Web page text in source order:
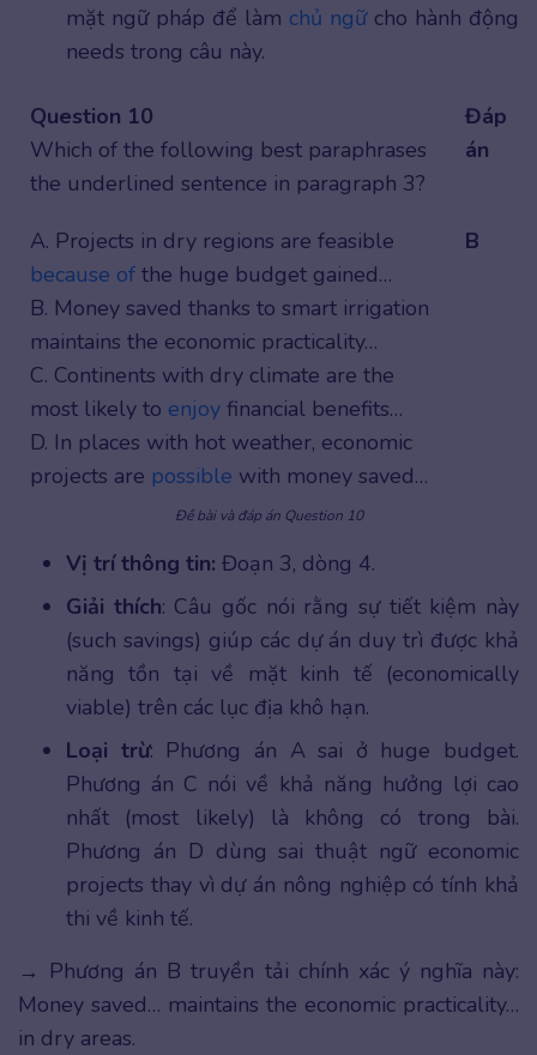
mặt ngữ pháp để làm chủ ngữcho hành động
needs trong câu này.
Question 10
Which of the following best paraphrases
the underlined sentence in paragraph 3?
Đáp
án
A. Projects in dry regions are feasible
because of the huge budget gained…
B. Money saved thanks to smart irrigation
maintains the economic practicality…
C. Continents with dry climate are the
most likely to enjoy financial benefits…
D. In places with hot weather, economic
projects are possible with money saved…
B
Đề bài và đáp án Question 10
Vị trí thông tin: Đoạn 3, dòng 4.
Giải thích: Câu gốc nói rằng sự tiết kiệm này
(such savings) giúp các dự án duy trì được khả
năng tồn tại về mặt kinh tế (economically
viable) trên các lục địa khô hạn.
Loại trừ: Phương án A sai ở huge budget.
Phương án C nói về khả năng hưởng lợi cao
nhất (most likely) là không có trong bài.
Phương án D dùng sai thuật ngữ economic
projects thay vì dự án nông nghiệp có tính khả
thi về kinh tế.
→ Phương án B truyền tải chính xác ý nghĩa này:
Money saved… maintains the economic practicality…
in dry areas.